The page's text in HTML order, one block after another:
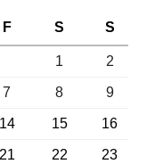
F S S
1 2
7 8 9
14 15 16
21 22 23